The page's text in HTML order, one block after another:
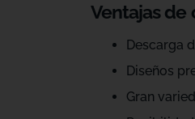
Ventajas de
Descarga
Diseños
Gran